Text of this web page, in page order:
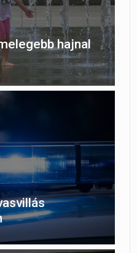
hajnal